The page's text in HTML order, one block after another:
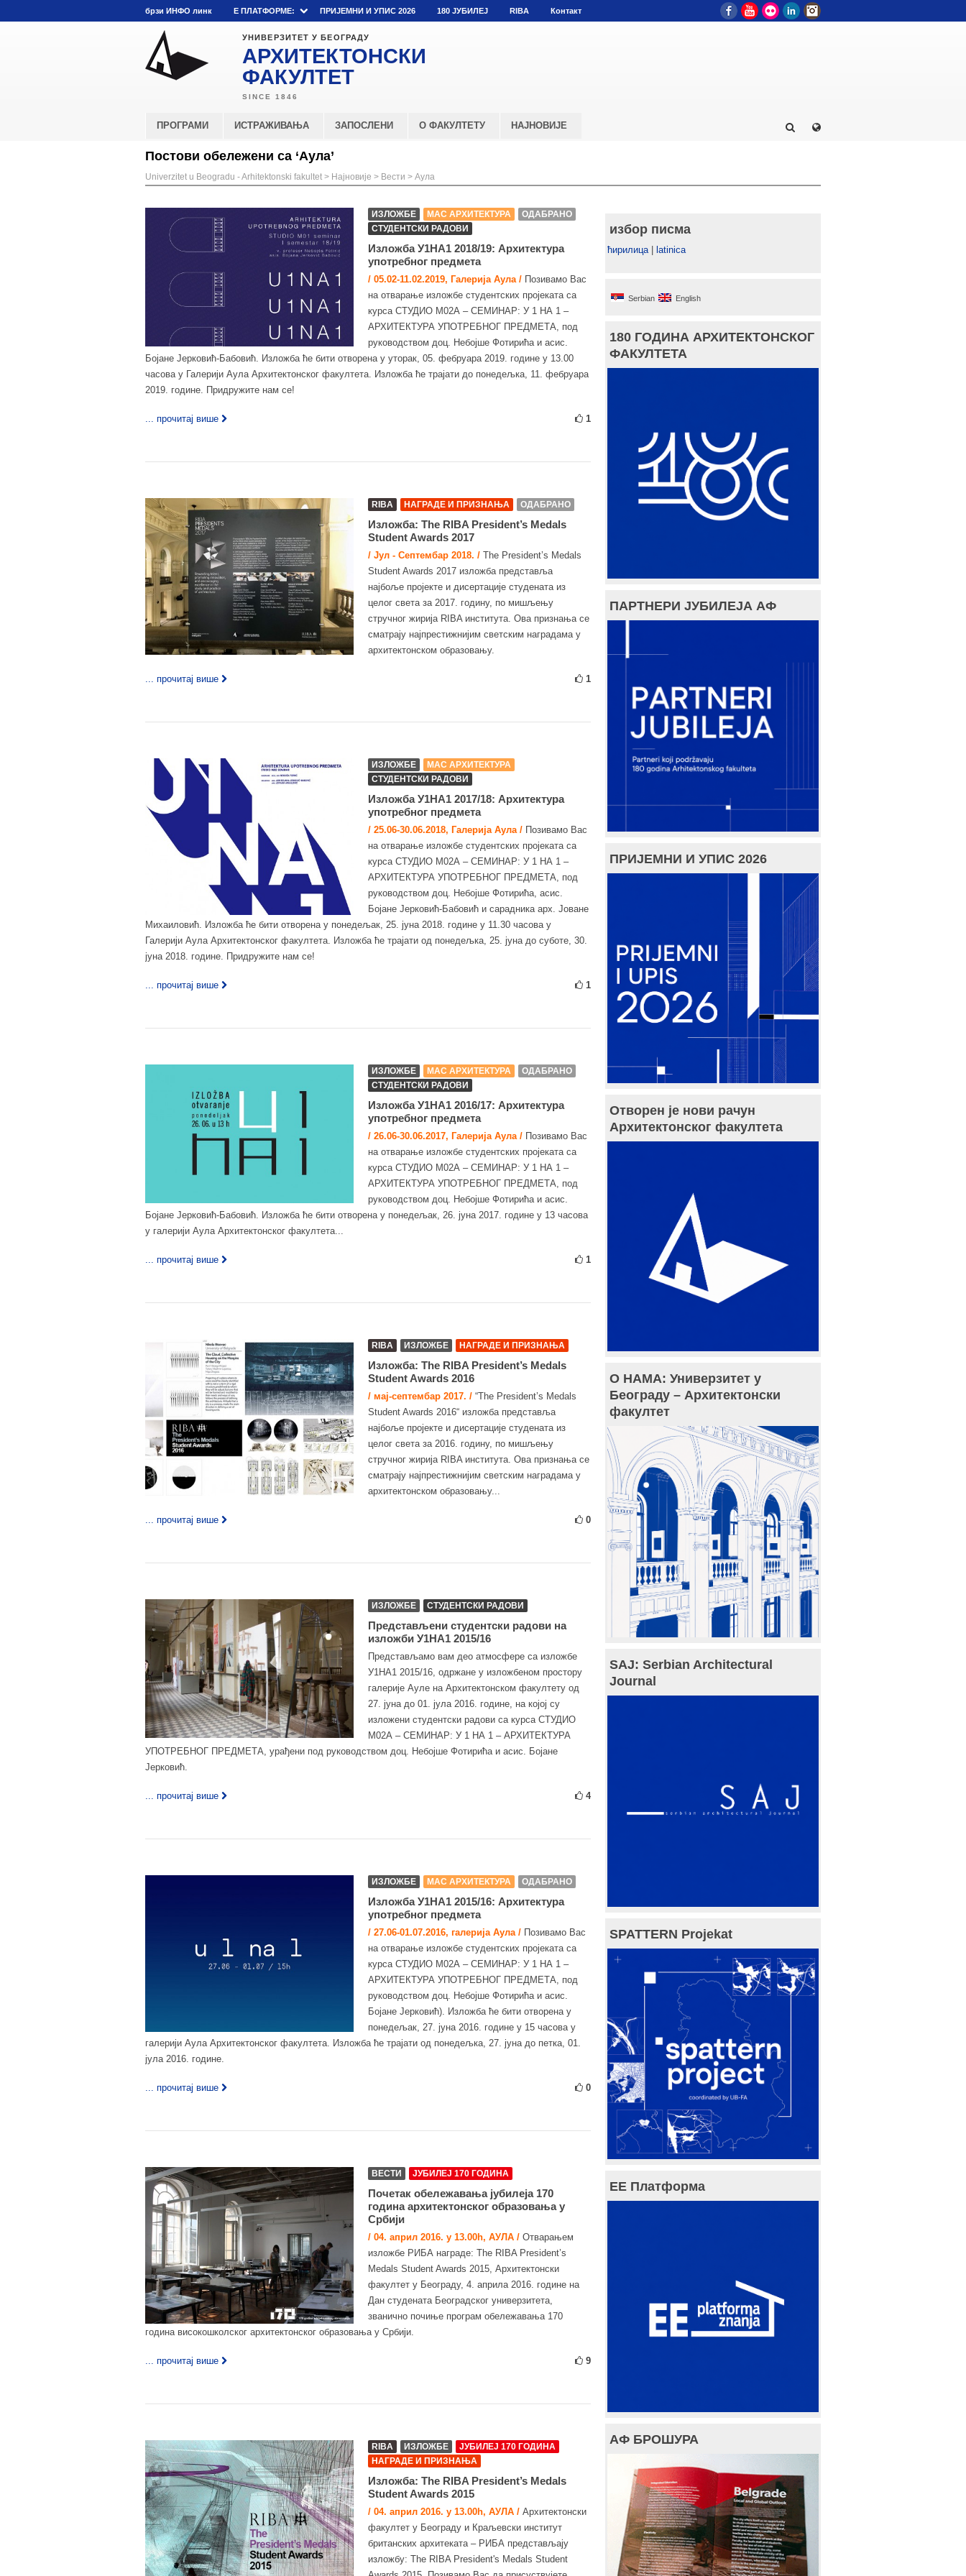
брзи ИНФО линк E ПЛАТФОРМЕ: ПРИЈЕМНИ И УПИС 2026 180 ЈУБИЛЕЈ RIBA Контакт FacebookYouTube
Flickr LinkedIn
УНИВЕРЗИТЕТ У БЕОГРАДУ
АРХИТЕКТОНСКИ
ФАКУЛТЕТ
ПРОГРАМИ ИСТРАЖИВАЊА ЗАПОСЛЕНИ О ФАКУЛТЕТУ НАЈНОВИЈЕ
Постови обележени са ‘Аула’
Univerzitet u Beogradu - Arhitektonski fakultet > Најновије > Вести > Аула
ИЗЛОЖБЕ МАС АРХИТЕКТУРА
ОДАБРАНО
СТУДЕНТСКИ РАДОВИ
Изложба У1НА1 2018/19: Архитектура
употребног предмета
/ 05.02-11.02.2019, Галерија Аула / Позивамо Вас
на отварање изложбе студентских пројеката са
курса СТУДИО М02А – СЕМИНАР: У 1 НА 1 –
АРХИТЕКТУРА УПОТРЕБНОГ ПРЕДМЕТА, под
руководством доц. Небојше Фотирића и асис.
Бојане Јерковић-Бабовић. Изложба ће бити отворена у уторак, 05. фебруара 2019. године у 13.00
часова у Галерији Аула Архитектонског факултета. Изложба ће трајати до понедељка, 11. фебруара
2019. године. Придружите нам се!
... прочитај више 1
RIBA НАГРАДЕ И ПРИЗНАЊА ОДАБРАНО
Изложба: The RIBA President’s Medals
Student Awards 2017
/ Јул - Септембар 2018. / The President’s Medals
Student Awards 2017 изложба представља
најбоље пројекте и дисертације студената из
целог света за 2017. годину, по мишљењу
стручног жирија RIBA института. Ова признања се
сматрају најпрестижнијим светским наградама у
архитектонском образовању.
... прочитај више 1
ИЗЛОЖБЕ
МАС АРХИТЕКТУРА
СТУДЕНТСКИ РАДОВИ
Изложба У1НА1 2017/18: Архитектура
употребног предмета
/ 25.06-30.06.2018, Галерија Аула / Позивамо Вас
на отварање изложбе студентских пројеката са
курса СТУДИО М02А – СЕМИНАР: У 1 НА 1 –
АРХИТЕКТУРА УПОТРЕБНОГ ПРЕДМЕТА, под
руководством доц. Небојше Фотирића, асис.
Бојане Јерковић-Бабовић и сарадника арх. Јоване
Михаиловић. Изложба ће бити отворена у понедељак, 25. јуна 2018. године у 11.30 часова у
Галерији Аула Архитектонског факултета. Изложба ће трајати од понедељка, 25. јуна до суботе, 30.
јуна 2018. године. Придружите нам се!
... прочитај више 1
ИЗЛОЖБЕ МАС АРХИТЕКТУРА
ОДАБРАНО
СТУДЕНТСКИ РАДОВИ
Изложба У1НА1 2016/17: Архитектура
употребног предмета
/ 26.06-30.06.2017, Галерија Аула / Позивамо Вас
на отварање изложбе студентских пројеката са
курса СТУДИО М02А – СЕМИНАР: У 1 НА 1 –
АРХИТЕКТУРА УПОТРЕБНОГ ПРЕДМЕТА, под
руководством доц. Небојше Фотирића и асис.
Бојане Јерковић-Бабовић. Изложба ће бити отворена у понедељак, 26. јуна 2017. године у 13 часова
у галерији Аула Архитектонског факултета...
... прочитај више 1
RIBA ИЗЛОЖБЕ НАГРАДЕ И ПРИЗНАЊА
Изложба: The RIBA President’s Medals
Student Awards 2016
/ мај-септембар 2017. / “The President’s Medals
Student Awards 2016“ изложба представља
најбоље пројекте и дисертације студената из
целог света за 2016. годину, по мишљењу
стручног жирија RIBA института. Ова признања се
сматрају најпрестижнијим светским наградама у
архитектонском образовању...
... прочитај више 0
ИЗЛОЖБЕ СТУДЕНТСКИ РАДОВИ
Представљени студентски радови на
изложби У1НА1 2015/16
Представљамо вам део атмосфере са изложбе
У1НА1 2015/16, одржане у изложбеном простору
галерије Ауле на Архитектонском факултету од
27. јуна до 01. јула 2016. године, на којој су
изложени студентски радови са курса СТУДИО
М02А – СЕМИНАР: У 1 НА 1 – АРХИТЕКТУРА
УПОТРЕБНОГ ПРЕДМЕТА, урађени под руководством доц. Небојше Фотирића и асис. Бојане
Јерковић.
... прочитај више 4
ИЗЛОЖБЕ МАС АРХИТЕКТУРА ОДАБРАНО
Изложба У1НА1 2015/16: Архитектура
употребног предмета
/ 27.06-01.07.2016, галерија Аула / Позивамо Вас
на отварање изложбе студентских пројеката са
курса СТУДИО М02А – СЕМИНАР: У 1 НА 1 –
АРХИТЕКТУРА УПОТРЕБНОГ ПРЕДМЕТА, под
руководством доц. Небојше Фотирића и асис.
Бојане Јерковић). Изложба ће бити отворена у
понедељак, 27. јуна 2016. године у 15 часова у
галерији Аула Архитектонског факултета. Изложба ће трајати од понедељка, 27. јуна до петка, 01.
јула 2016. године.
... прочитај више 0
ВЕСТИ ЈУБИЛЕЈ 170 ГОДИНА
Почетак обележавања јубилеја 170
година архитектонског образовања у
Србији
/ 04. април 2016. у 13.00h, АУЛА / Отварањем
изложбе РИБА награде: The RIBA President’s
Medals Student Awards 2015, Архитектонски
факултет у Београду, 4. априла 2016. године на
Дан студената Београдског универзитета,
званично почиње програм обележавања 170
година високошколског архитектонског образовања у Србији.
... прочитај више 9
RIBA ИЗЛОЖБЕ
ЈУБИЛЕЈ 170 ГОДИНА
НАГРАДЕ И ПРИЗНАЊА
Изложба: The RIBA President’s Medals
Student Awards 2015
/ 04. април 2016. у 13.00h, АУЛА / Архитектонски
факултет у Београду и Краљевски институт
британских архитеката – РИБА представљају
изложбу: The RIBA President's Medals Student
избор писма
ћирилица| latinica
Serbian English
180 ГОДИНА АРХИТЕКТОНСКОГ
ФАКУЛТЕТА
ПАРТНЕРИ ЈУБИЛЕЈА АФ
ПРИЈЕМНИ И УПИС 2026
Отворен је нови рачун
Архитектонског факултета
О НАМА: Универзитет у
Београду – Архитектонски
факултет
SAJ: Serbian Architectural
Journal
SPATTERN Projekat
ЕЕ Платформа
АФ БРОШУРА